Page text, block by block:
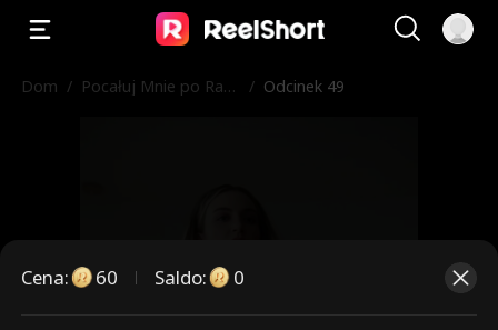
Dom / Pocałuj Mnie po Raz
/ Odcinek 49
Cena: 60 Saldo: 0